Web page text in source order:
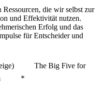
Ressourcen, die wir selbst zur
und Effektivität nutzen.
Erfolg und das
für Entscheider und
The Big Five for
*